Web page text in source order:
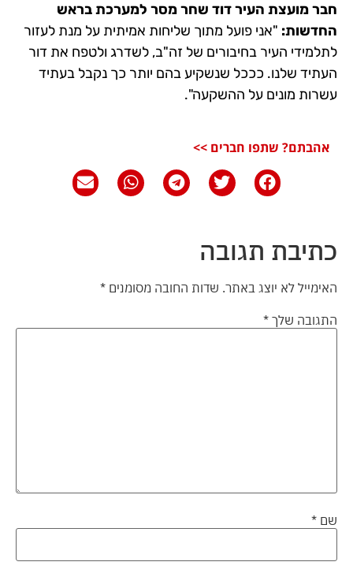
חבר מועצת העיר דוד שחר מסר למערכת בראש
החדשות: "אני פועל מתוך שליחות אמיתית על מנת לעזור
לתלמידי העיר בחיבורים של זה"ב, לשדרג ולטפח את דור
העתיד שלנו. כככל שנשקיע בהם יותר כך נקבל בעתיד
עשרות מונים על ההשקעה".
אהבתם? שתפו חברים >>
כתיבת תגובה
האימייל לא יוצג באתר. שדות החובה מסומנים *
התגובה שלך *
שם *